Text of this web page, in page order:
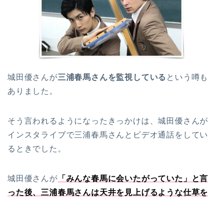
城田優さんが三浦春馬さんを監視している という噂も
ありました。
そう言われるようになったきっかけは、城田優さんが
インスタライブで三浦春馬さんとビデオ通話をしてい
るときでした。
城田優さんが 「みんな春馬に会いたがっていた」と言
った後、三浦春馬さんは天井を見上げるような仕草を